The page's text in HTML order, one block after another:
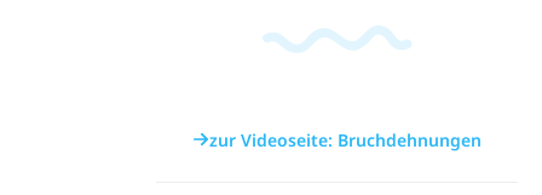
zur Videoseite: Bruchdehnungen